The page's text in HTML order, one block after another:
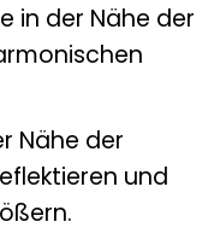
in der Nähe der
Nähe der
und